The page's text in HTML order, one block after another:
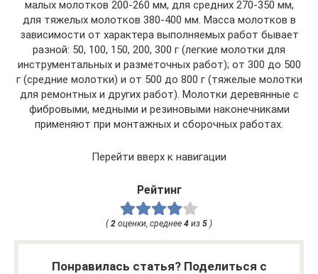
малых молотков 200-260 мм, для средних 270-350 мм,
для тяжелых молотков 380-400 мм. Масса молотков в
зависимости от характера выполняемых работ бывает
разной: 50, 100, 150, 200, 300 г (легкие молотки для
инструментальных и разметочных работ); от 300 до 500
г (средние молотки) и от 500 до 800 г (тяжелые молотки
для ремонтных и других работ). Молотки деревянные с
фибровыми, медными и резиновыми наконечниками
применяют при монтажных и сборочных работах.
Перейти вверх к навигации
Рейтинг
(2 оценки, среднее 4 из 5 )
Понравилась статья? Поделиться с